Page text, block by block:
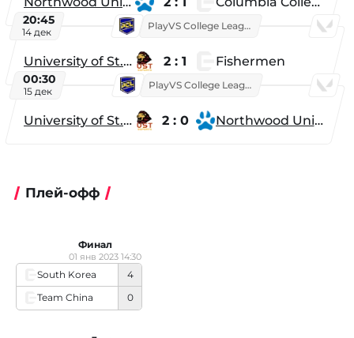
20:45
14 дек
PlayVS College League 2025: Fall
University of St. Thomas 2 : 1 Fishermen
00:30
15 дек
PlayVS College League 2025: Fall
University of St. Thomas 2 : 0 Northwood University
Плей-офф
South Korea
4
Team China
0
01 янв 2023 14:30
Финал